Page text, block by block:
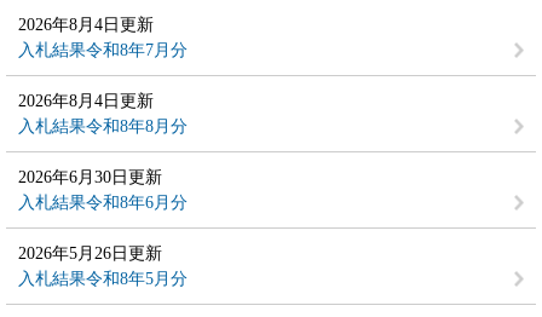
2026年8月4日更新
入札結果令和8年7月分
2026年8月4日更新
入札結果令和8年8月分
2026年6月30日更新
入札結果令和8年6月分
2026年5月26日更新
入札結果令和8年5月分